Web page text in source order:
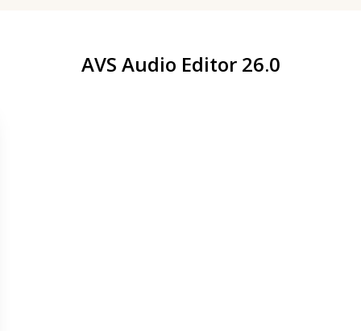
AVS Audio Editor 26.0